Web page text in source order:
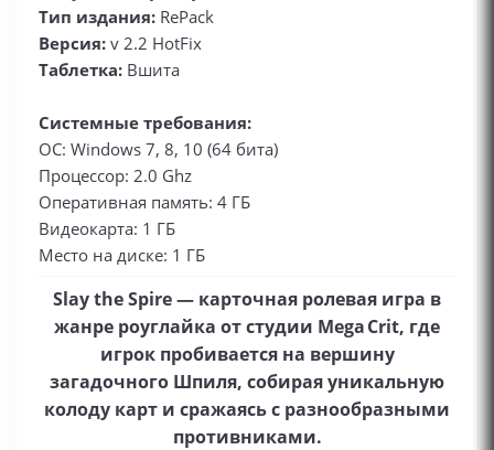
Тип издания: RePack
Версия: v 2.2 HotFix
Таблетка: Вшита
Системные требования:
ОС: Windows 7, 8, 10 (64 бита)
Процессор: 2.0 Ghz
Оперативная память: 4 ГБ
Видеокарта: 1 ГБ
Место на диске: 1 ГБ
Slay the Spire — карточная ролевая игра в
жанре роуглайка от студии Mega Crit, где
игрок пробивается на вершину
загадочного Шпиля, собирая уникальную
колоду карт и сражаясь с разнообразными
противниками.